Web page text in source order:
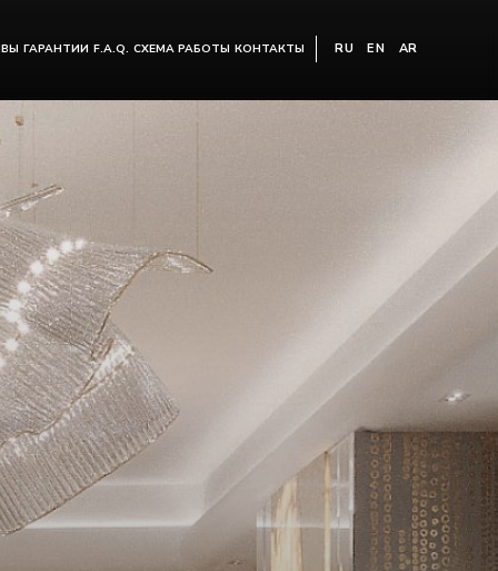
ГАРАНТИИ F.A.Q. СХЕМА РАБОТЫ КОНТАКТЫ RU EN AR